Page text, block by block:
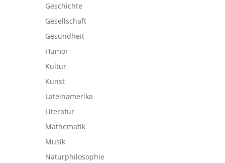
Geschichte
Gesellschaft
Gesundheit
Humor
Kultur
Kunst
Lateinamerika
Literatur
Mathematik
Musik
Naturphilosophie